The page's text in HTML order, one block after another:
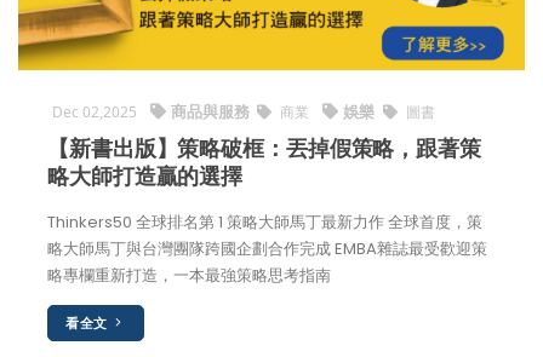
Dec 02,2025 商品與服務 商業 娛樂 圖書
【新書出版】策略破框：丟掉假策略，跟著策
略大師打造贏的選擇
Thinkers50 全球排名第 1 策略大師馬丁最新力作 全球首度，策
略大師馬丁與台灣團隊跨國企劃合作完成 EMBA雜誌最受歡迎策
略專欄重新打造，一本最強策略思考指南
看全文